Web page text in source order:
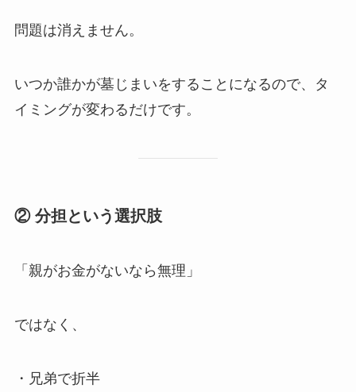
問題は消えません。
いつか誰かが墓じまいをすることになるので、タ
イミングが変わるだけです。
② 分担と​いう​選択肢
「親がお金がないなら無理」
ではなく、
・兄弟で折半